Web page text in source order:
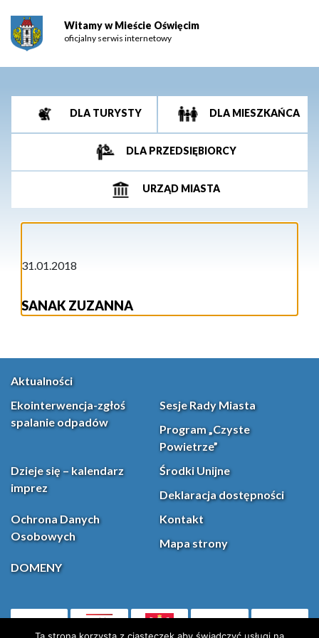
Witamy w Mieście Oświęcim
oficjalny serwis internetowy
DLA TURYSTY DLA MIESZKAŃCA
DLA PRZEDSIĘBIORCY
URZĄD MIASTA
31.01.2018
SANAK ZUZANNA
Aktualności
Ekointerwencja-zgłoś
spalanie odpadów
Sesje Rady Miasta
Program „Czyste
Powietrze”
Dzieje się – kalendarz
imprez
Środki Unijne
Deklaracja dostępności
Ochrona Danych
Osobowych
Kontakt
Mapa strony
DOMENY